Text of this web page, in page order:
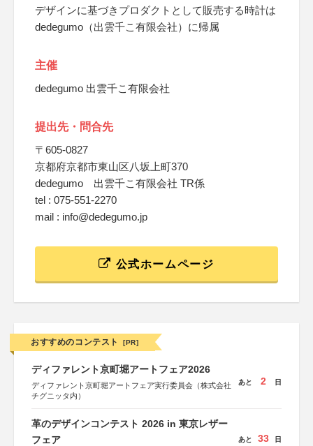
デザインに基づきプロダクトとして販売する時計は
dedegumo（出雲千こ有限会社）に帰属
主催
dedegumo 出雲千こ有限会社
提出先・問合先
〒605-0827
京都府京都市東山区八坂上町370
dedegumo 出雲千こ有限会社 TR係
tel : 075-551-2270
mail : info@dedegumo.jp
公式ホームページ
おすすめのコンテスト [PR]
ディファレント京町堀アートフェア2026
ディファレント京町堀アートフェア実行委員会（株式会社
チグニッタ内）
あと 2 日
革のデザインコンテスト 2026 in 東京レザー
フェア
あと 33 日